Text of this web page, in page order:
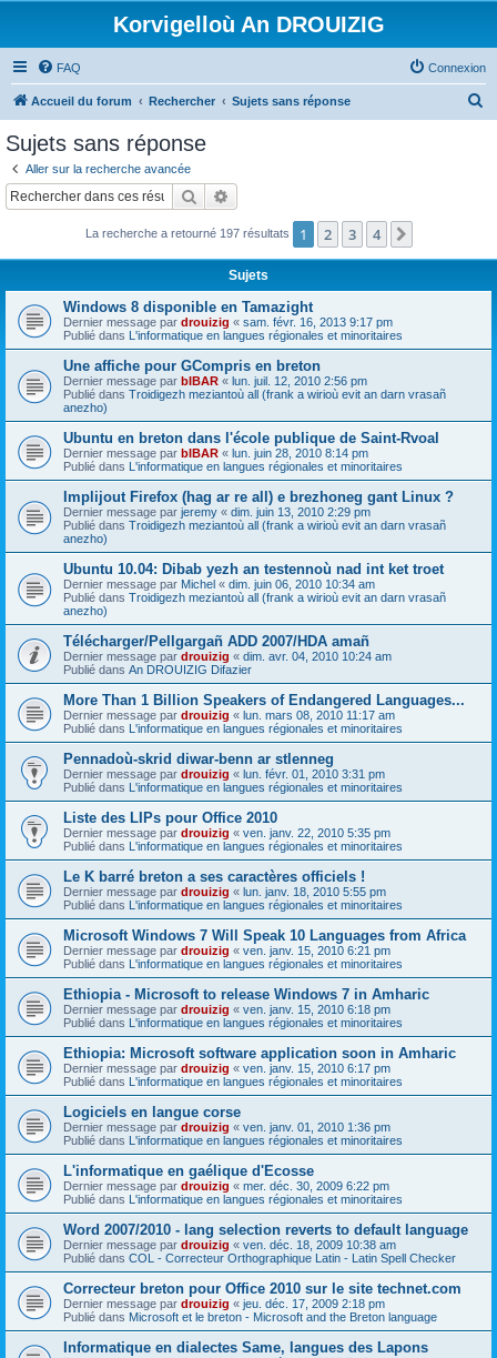
Korvigelloù An DROUIZIG
FAQ Connexion
Accueil du forum Rechercher Sujets sans réponse
c
Sujets sans réponse
Aller sur la recherche avancée
Rechercher
La recherche a retourné 197 résultats 1 2 3 4
Sujets
Windows 8 disponible en Tamazight
Dernier message par drouizig « sam. févr. 16, 2013 9:17 pm
Publié dans L'informatique en langues régionales et minoritaires
Une affiche pour GCompris en breton
Dernier message par bIBAR « lun. juil. 12, 2010 2:56 pm
Publié dans Troidigezh meziantoù all (frank a wirioù evit an darn vrasañ
anezho)
Ubuntu en breton dans l'école publique de Saint-Rvoal
Dernier message par bIBAR « lun. juin 28, 2010 8:14 pm
Publié dans L'informatique en langues régionales et minoritaires
Implijout Firefox (hag ar re all) e brezhoneg gant Linux ?
Dernier message par jeremy « dim. juin 13, 2010 2:29 pm
Publié dans Troidigezh meziantoù all (frank a wirioù evit an darn vrasañ
anezho)
Ubuntu 10.04: Dibab yezh an testennoù nad int ket troet
Dernier message par Michel « dim. juin 06, 2010 10:34 am
Publié dans Troidigezh meziantoù all (frank a wirioù evit an darn vrasañ
anezho)
Télécharger/Pellgargañ ADD 2007/HDA amañ
Dernier message par drouizig « dim. avr. 04, 2010 10:24 am
Publié dans An DROUIZIG Difazier
More Than 1 Billion Speakers of Endangered Languages...
Dernier message par drouizig « lun. mars 08, 2010 11:17 am
Publié dans L'informatique en langues régionales et minoritaires
Pennadoù-skrid diwar-benn ar stlenneg
Dernier message par drouizig « lun. févr. 01, 2010 3:31 pm
Publié dans L'informatique en langues régionales et minoritaires
Liste des LIPs pour Office 2010
Dernier message par drouizig « ven. janv. 22, 2010 5:35 pm
Publié dans L'informatique en langues régionales et minoritaires
Le K barré breton a ses caractères officiels !
Dernier message par drouizig « lun. janv. 18, 2010 5:55 pm
Publié dans L'informatique en langues régionales et minoritaires
Microsoft Windows 7 Will Speak 10 Languages from Africa
Dernier message par drouizig « ven. janv. 15, 2010 6:21 pm
Publié dans L'informatique en langues régionales et minoritaires
Ethiopia - Microsoft to release Windows 7 in Amharic
Dernier message par drouizig « ven. janv. 15, 2010 6:18 pm
Publié dans L'informatique en langues régionales et minoritaires
Ethiopia: Microsoft software application soon in Amharic
Dernier message par drouizig « ven. janv. 15, 2010 6:17 pm
Publié dans L'informatique en langues régionales et minoritaires
Logiciels en langue corse
Dernier message par drouizig « ven. janv. 01, 2010 1:36 pm
Publié dans L'informatique en langues régionales et minoritaires
L'informatique en gaélique d'Ecosse
Dernier message par drouizig « mer. déc. 30, 2009 6:22 pm
Publié dans L'informatique en langues régionales et minoritaires
Word 2007/2010 - lang selection reverts to default language
Dernier message par drouizig « ven. déc. 18, 2009 10:38 am
Publié dans COL - Correcteur Orthographique Latin - Latin Spell Checker
Correcteur breton pour Office 2010 sur le site technet.com
Dernier message par drouizig « jeu. déc. 17, 2009 2:18 pm
Publié dans Microsoft et le breton - Microsoft and the Breton language
Informatique en dialectes Same, langues des Lapons